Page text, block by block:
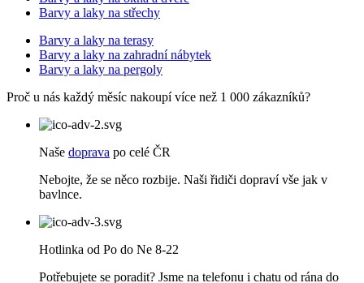
Barvy a laky na střechy
Barvy a laky na terasy
Barvy a laky na zahradní nábytek
Barvy a laky na pergoly
Proč u nás každý měsíc nakoupí více než 1 000 zákazníků?
Naše doprava po celé ČR
Nebojte, že se něco rozbije. Naši řidiči dopraví vše jak v
bavlnce.
Hotlinka od Po do Ne 8-22
Potřebujete se poradit? Jsme na telefonu i chatu od rána do